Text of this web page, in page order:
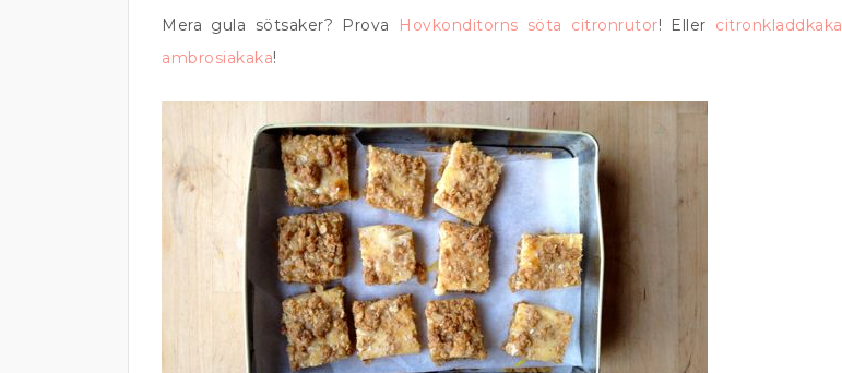
Mera gula sötsaker? Prova Hovkonditorns söta citronrutor! Eller citronkladdkaka
ambrosiakaka!